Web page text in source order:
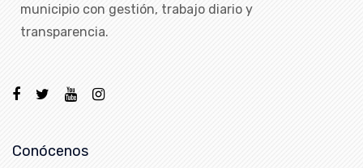
municipio con gestión, trabajo diario y
transparencia.
Conócenos